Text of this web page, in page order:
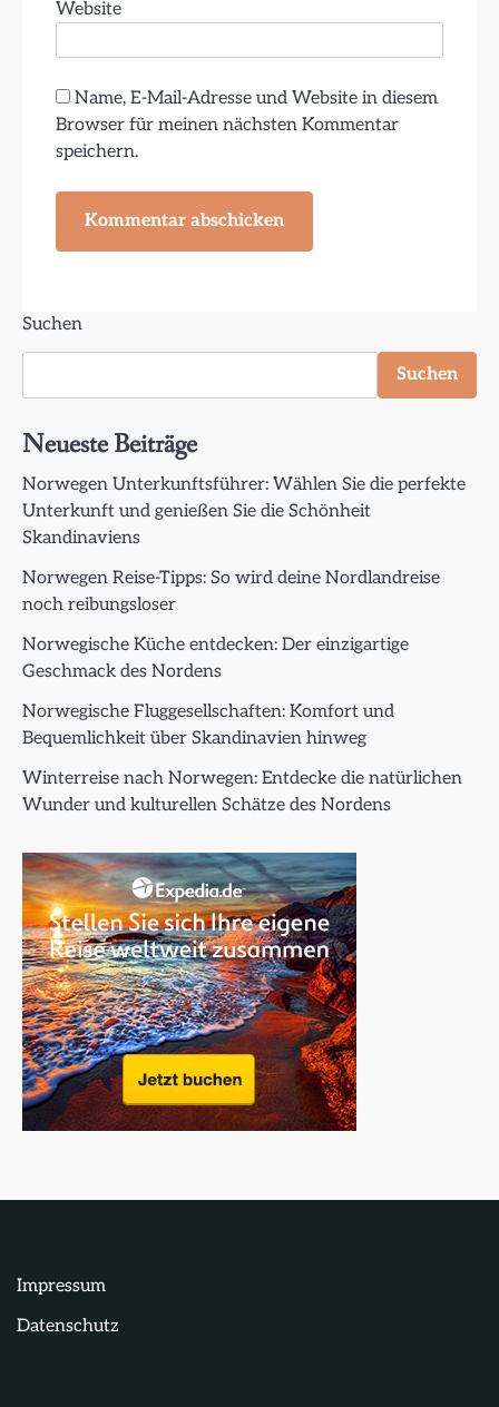
Website
Name, E-Mail-Adresse und Website in diesem
Browser für meinen nächsten Kommentar
speichern.
Suchen
Suchen
Neueste Beiträge
Norwegen Unterkunftsführer: Wählen Sie die perfekte
Unterkunft und genießen Sie die Schönheit
Skandinaviens
Norwegen Reise-Tipps: So wird deine Nordlandreise
noch reibungsloser
Norwegische Küche entdecken: Der einzigartige
Geschmack des Nordens
Norwegische Fluggesellschaften: Komfort und
Bequemlichkeit über Skandinavien hinweg
Winterreise nach Norwegen: Entdecke die natürlichen
Wunder und kulturellen Schätze des Nordens
Impressum
Datenschutz